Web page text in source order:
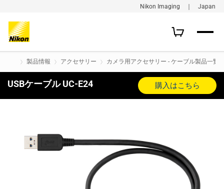
Nikon Imaging ｜ Japan
製品情報 アクセサリー カメラ用アクセサリー - ケーブル製品一覧
USBケーブル UC-E24 購入はこちら